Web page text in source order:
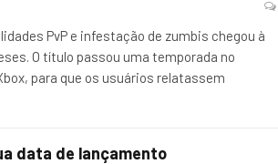
PvP e infestação de zumbis chegou à
O título passou uma temporada no
para que os usuários relatassem
data de lançamento